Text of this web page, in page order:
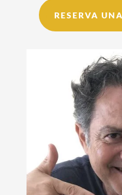
RESERVA